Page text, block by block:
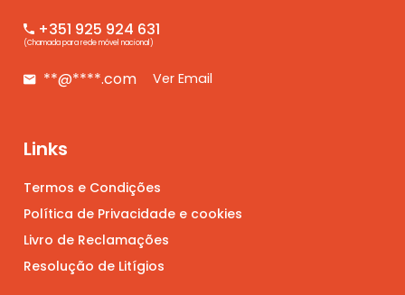
+351 925 924 631
(Chamada para rede móvel nacional)
**@****.com Ver Email
Links
Termos e Condições
Política de Privacidade e cookies
Livro de Reclamações
Resolução de Litígios